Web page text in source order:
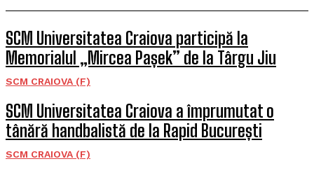
SCM Universitatea Craiova participă la
Memorialul „Mircea Pașek” de la Târgu Jiu
SCM CRAIOVA (F)
SCM Universitatea Craiova a împrumutat o
tânără handbalistă de la Rapid București
SCM CRAIOVA (F)